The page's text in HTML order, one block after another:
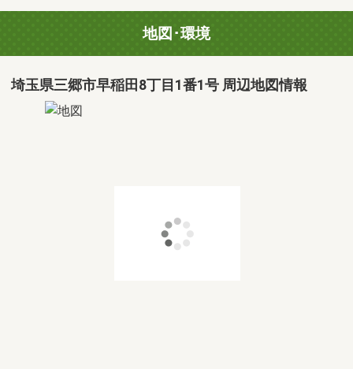
地図･環境
埼玉県三郷市早稲田8丁目1番1号 周辺地図情報